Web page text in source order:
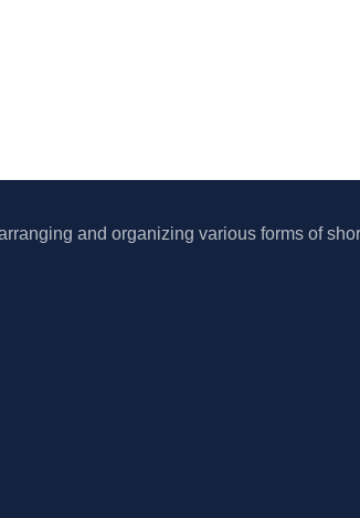
and organizing various forms of